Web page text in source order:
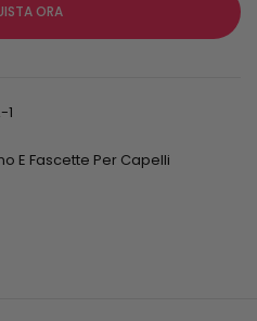
ORA
1
E Fascette Per Capelli